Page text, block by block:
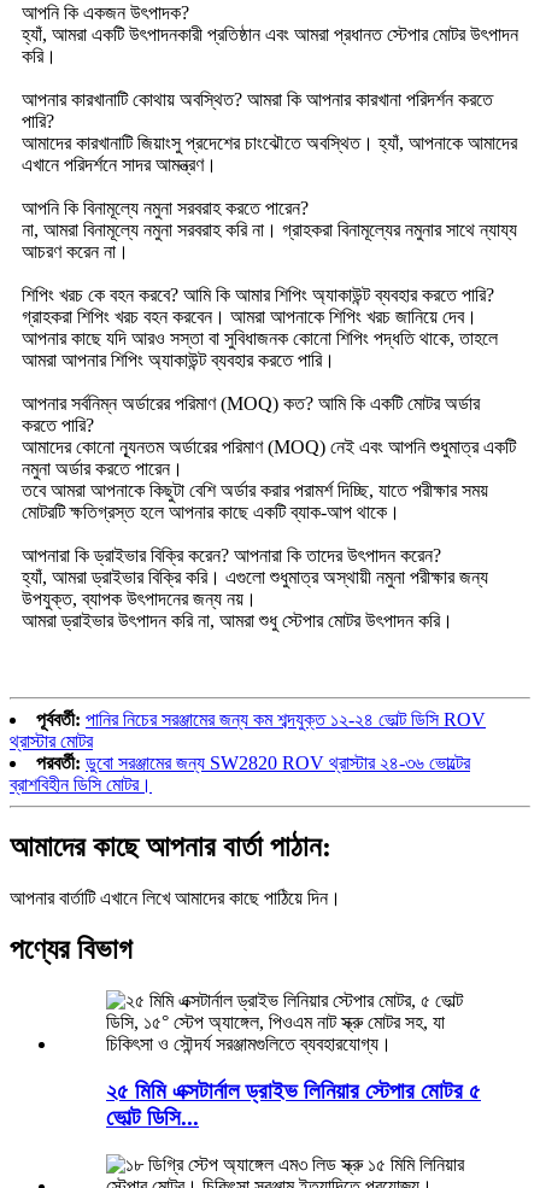
আপনি কি একজন উৎপাদক?
হ্যাঁ, আমরা একটি উৎপাদনকারী প্রতিষ্ঠান এবং আমরা প্রধানত স্টেপার মোটর উৎপাদন
করি।
আপনার কারখানাটি কোথায় অবস্থিত? আমরা কি আপনার কারখানা পরিদর্শন করতে
পারি?
আমাদের কারখানাটি জিয়াংসু প্রদেশের চাংঝৌতে অবস্থিত। হ্যাঁ, আপনাকে আমাদের
এখানে পরিদর্শনে সাদর আমন্ত্রণ।
আপনি কি বিনামূল্যে নমুনা সরবরাহ করতে পারেন?
না, আমরা বিনামূল্যে নমুনা সরবরাহ করি না। গ্রাহকরা বিনামূল্যের নমুনার সাথে ন্যায্য
আচরণ করেন না।
শিপিং খরচ কে বহন করবে? আমি কি আমার শিপিং অ্যাকাউন্ট ব্যবহার করতে পারি?
গ্রাহকরা শিপিং খরচ বহন করবেন। আমরা আপনাকে শিপিং খরচ জানিয়ে দেব।
আপনার কাছে যদি আরও সস্তা বা সুবিধাজনক কোনো শিপিং পদ্ধতি থাকে, তাহলে
আমরা আপনার শিপিং অ্যাকাউন্ট ব্যবহার করতে পারি।
আপনার সর্বনিম্ন অর্ডারের পরিমাণ (MOQ) কত? আমি কি একটি মোটর অর্ডার
করতে পারি?
আমাদের কোনো ন্যূনতম অর্ডারের পরিমাণ (MOQ) নেই এবং আপনি শুধুমাত্র একটি
নমুনা অর্ডার করতে পারেন।
তবে আমরা আপনাকে কিছুটা বেশি অর্ডার করার পরামর্শ দিচ্ছি, যাতে পরীক্ষার সময়
মোটরটি ক্ষতিগ্রস্ত হলে আপনার কাছে একটি ব্যাক-আপ থাকে।
আপনারা কি ড্রাইভার বিক্রি করেন? আপনারা কি তাদের উৎপাদন করেন?
হ্যাঁ, আমরা ড্রাইভার বিক্রি করি। এগুলো শুধুমাত্র অস্থায়ী নমুনা পরীক্ষার জন্য
উপযুক্ত, ব্যাপক উৎপাদনের জন্য নয়।
আমরা ড্রাইভার উৎপাদন করি না, আমরা শুধু স্টেপার মোটর উৎপাদন করি।
পূর্ববর্তী: পানির নিচের সরঞ্জামের জন্য কম শব্দযুক্ত ১২-২৪ ভোল্ট ডিসি ROV
থ্রাস্টার মোটর
পরবর্তী: ডুবো সরঞ্জামের জন্য SW2820 ROV থ্রাস্টার ২৪-৩৬ ভোল্টের
ব্রাশবিহীন ডিসি মোটর।
আমাদের কাছে আপনার বার্তা পাঠান:
আপনার বার্তাটি এখানে লিখে আমাদের কাছে পাঠিয়ে দিন।
পণ্যের বিভাগ
২৫ মিমি এক্সটার্নাল ড্রাইভ লিনিয়ার স্টেপার মোটর ৫
ভোল্ট ডিসি...